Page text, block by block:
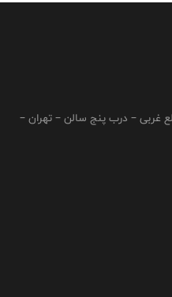
غربی – درب پنج سالن – تهران –